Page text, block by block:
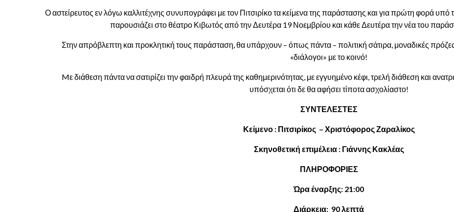
Ο αστείρευτος εν λόγω καλλιτέχνης συνυπογράφει με τον Πιτσιρίκο τα κείμενα της παράστασης και για πρώτη φορά υπό
παρουσιάζει στο θέατρο Κιβωτός από την Δευτέρα 19 Νοεμβρίου και κάθε Δευτέρα την νέα του
Στην απρόβλεπτη και προκλητική τους παράσταση, θα υπάρχουν – όπως πάντα – πολιτική σάτιρα, μοναδικές πρόζες,
«διάλογοι» με το κοινό!
Mε διάθεση πάντα να σατιρίζει την φαιδρή πλευρά της καθημερινότητας, με εγγυημένο κέφι, τρελή διάθεση και
υπόσχεται ότι δε θα αφήσει τίποτα ασχολίαστο!
ΣΥΝΤΕΛΕΣΤΕΣ
Κείμενο : Πιτσιρίκος – Χριστόφορος Ζαραλίκος
Σκηνοθετική επιμέλεια : Γιάννης Κακλέας
ΠΛΗΡΟΦΟΡΙΕΣ
Ώρα έναρξης: 21:00
Διάρκεια: 90 λεπτά